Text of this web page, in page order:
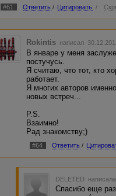
Пы.Сы. Приятно было
#61 Ответить / Цитировать /
Rokintis написал
В январе у меня
постучусь.
Я считаю, что тот, кто
работает.
Я многих авторов
новых встреч...
P.S.
Взаимно!
Рад знакомству;)
#64 Ответить /
DELETED
Спасибо еще